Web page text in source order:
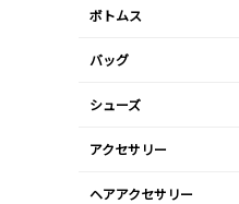
ボトムス
バッグ
シューズ
アクセサリー
ヘアアクセサリー